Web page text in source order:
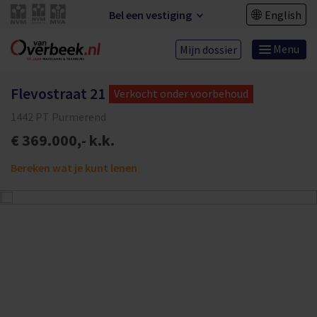
Bel een vestiging English
Mijn dossier Menu
Flevostraat 21
Verkocht onder voorbehoud
1442 PT Purmerend
€ 369.000,- k.k.
Bereken wat je kunt lenen